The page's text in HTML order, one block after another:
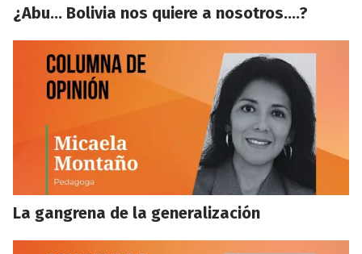
¿Abu… Bolivia nos quiere a nosotros….?
La gangrena de la generalización